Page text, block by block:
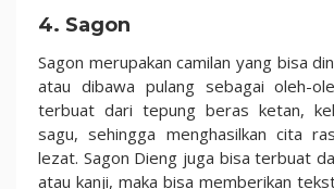
4. Sagon
Sagon merupakan camilan yang bisa
atau dibawa pulang sebagai oleh-
terbuat dari tepung beras ketan,
sagu, sehingga menghasilkan cita
lezat. Sagon Dieng juga bisa terbuat
atau kanji, maka bisa memberikan